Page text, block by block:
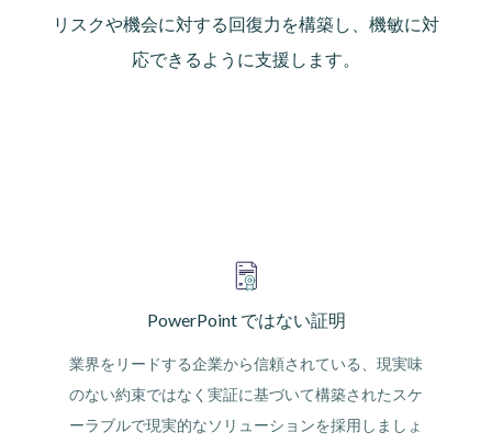
リスクや機会に対する回復力を構築し、機敏に対
応できるように支援します。
PowerPoint ではない証明
業界をリードする企業から信頼されている、現実味
のない約束ではなく実証に基づいて構築されたスケ
ーラブルで現実的なソリューションを採用しましょ